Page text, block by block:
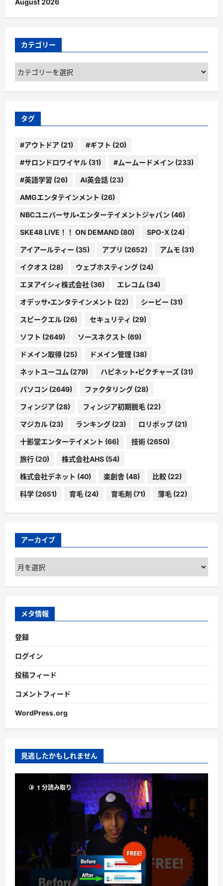
August 2026
カテゴリー
カ
テ
ゴ
ー
タグ
#アウトドア (21) #ギフト (20)
#サロンドロワイヤル (31) #ムームードメイン (233)
#英語学習 (26) AI英会話 (23)
AMGエンタテインメント (26)
NBCユニバーサル・エンターテイメントジャパン (46)
SKE48 LIVE！！ ON DEMAND (80) SPO-X (24)
アイアールティー (35) アプリ (2652) アムモ (31)
イクオス (28) ウェブホスティング (24)
エヌアイシィ株式会社 (36) エレコム (34)
オデッサ・エンタテインメント (22) シービー (31)
スピークエル (26) セキュリティ (29)
ソフト (2649) ソースネクスト (69)
ドメイン取得 (25) ドメイン管理 (38)
ネットユーコム (279) ハピネット・ピクチャーズ (31)
パソコン (2649) ファクタリング (28)
フィンジア (28) フィンジア初期脱毛 (22)
マジカル (23) ランキング (23) ロリポップ (21)
十影堂エンターテイメント (66) 技術 (2650)
旅行 (20) 株式会社AHS (54)
株式会社デネット (40) 楽創舎 (48) 比較 (22)
科学 (2651) 育毛 (24) 育毛剤 (71) 薄毛 (22)
アーカイブ
ア
ー
カ
ブ
メタ情報
登録
ログイン
投稿フィード
コメントフィード
WordPress.org
見逃したかもしれません
1 分読み取り